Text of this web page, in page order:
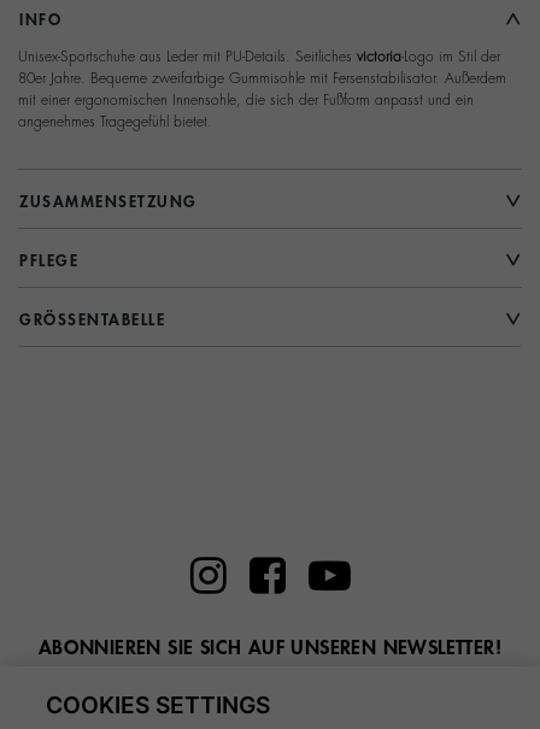
INFO
Unisex-Sportschuhe aus Leder mit PU-Details. Seitliches victoria-Logo im Stil der
80er Jahre. Bequeme zweifarbige Gummisohle mit Fersenstabilisator. Außerdem
mit einer ergonomischen Innensohle, die sich der Fußform anpasst und ein
angenehmes Tragegefühl bietet.
ZUSAMMENSETZUNG
PFLEGE
GRÖSSENTABELLE
ABONNIEREN SIE SICH AUF UNSEREN NEWSLETTER!
COOKIES SETTINGS